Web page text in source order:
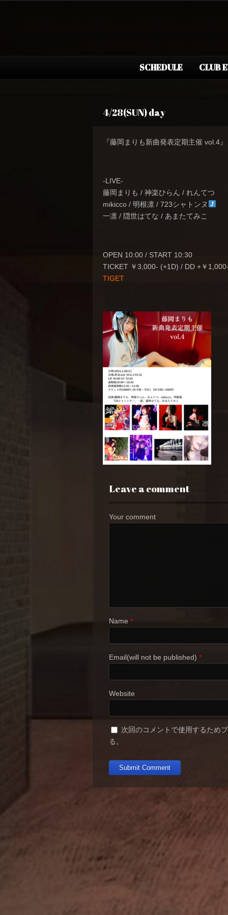
SCHEDULE CLUB
4/28(SUN) day
『藤岡まりも新曲発表定期主催 vol.4』
-LIVE-
藤岡まりも / 神楽ひらん / れんてつ
mikicco / 明根凛 / 723シャトンヌ
一凛 / 隠世はてな / あまたてみこ
OPEN 10:00 / START 10:30
TICKET ￥3,000- (+1D) / DD +￥
TIGET
Leave a comment
Your comment
Name *
Email(will not be published) *
Website
次回のコメントで使用するため
る。